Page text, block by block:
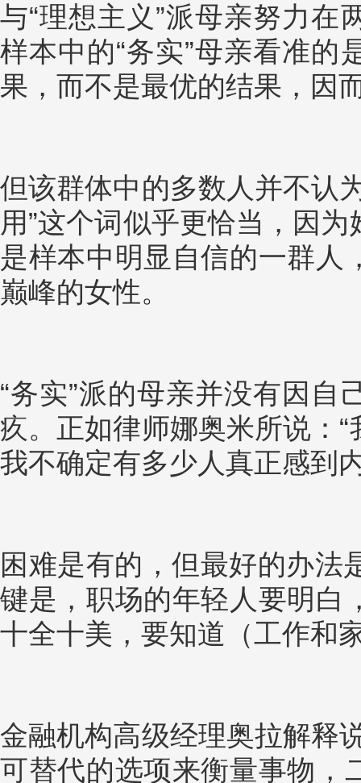
与“理想主义”派母亲努力在
样本中的“务实”母亲看准的
果，而不是最优的结果，因
但该群体中的多数人并不认
用”这个词似乎更恰当，因
是样本中明显自信的一群人
巅峰的女性。
“务实”派的母亲并没有因自
疚。正如律师娜奥米所说：
我不确定有多少人真正感到
困难是有的，但最好的办法
键是，职场的年轻人要明白
十全十美，要知道（工作和
金融机构高级经理奥拉解释
可替代的选项来衡量事物，